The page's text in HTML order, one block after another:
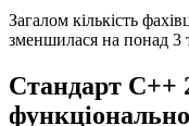
Загалом кількість
зменшилася на понад 3
Стандарт C++